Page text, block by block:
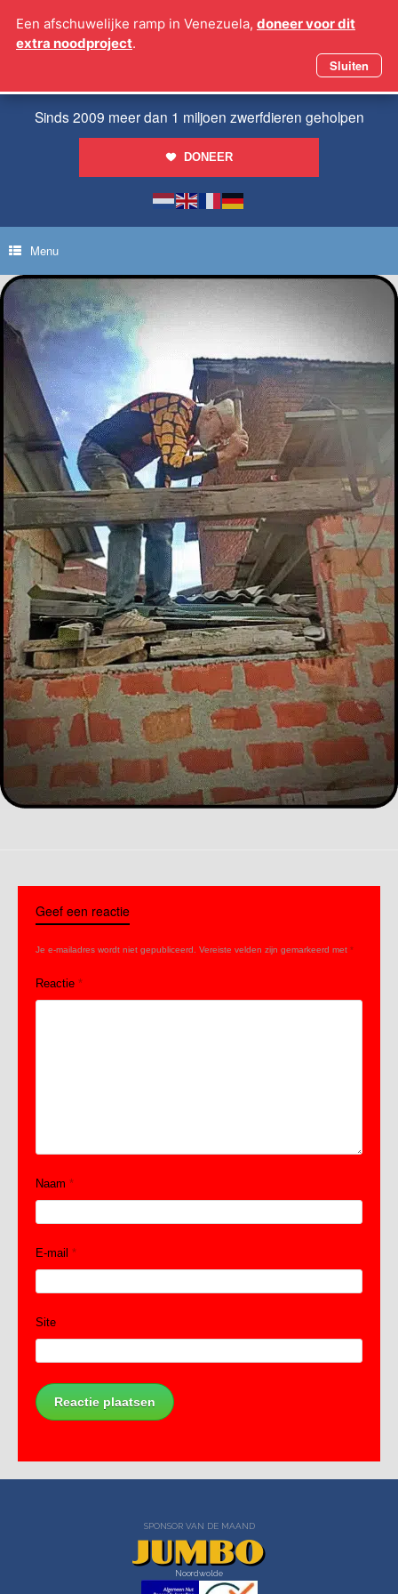
naar
Sinds 2009 meer dan 1 miljoen zwerfdieren geholpen
DONEER
Menu
Geef een reactie
Je e-mailadres wordt niet gepubliceerd. Vereiste velden zijn gemarkeerd met *
Reactie *
Naam *
E-mail *
Site
SPONSOR VAN DE MAAND
Noordwolde
Een afschuwelijke ramp in Venezuela, doneer voor dit
extra noodproject.
Sluiten